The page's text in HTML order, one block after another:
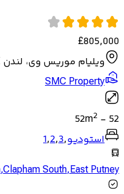
£805,000
ویلیام موریس وی، لندن SW6 2UZ
SMC Property
52
-
52m2
استودیو,
1,2,3
,Clapham South,East Putney